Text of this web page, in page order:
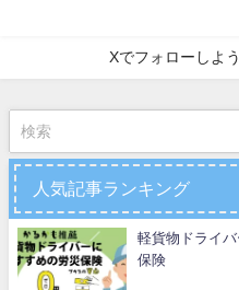
Xでフォローしよう
人気記事ランキング
軽貨物ドライ
保険